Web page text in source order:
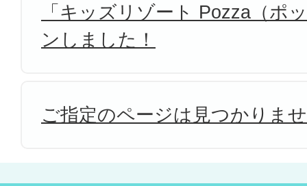
「キッズリゾート Pozza（ポ
ンしました！
ご指定のページは見つかりま